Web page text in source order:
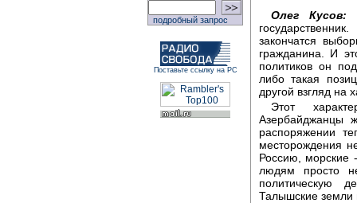
подробный запрос
Поставьте ссылку на РС
Олег Кусов:
закончатся
гражданина. И
политиков он
либо такая
другой взгляд на
Этот
Азербайджанцы
распоряжении
месторождения
Россию, морские
людям просто
политическую
Талышские земли